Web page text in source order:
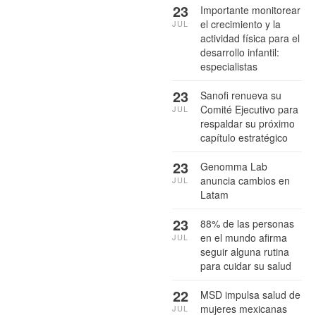
Importante monitorear
el crecimiento y la
actividad física para el
desarrollo infantil:
especialistas
23
JUL
Sanofi renueva su
Comité Ejecutivo para
respaldar su próximo
capítulo estratégico
23
JUL
Genomma Lab
anuncia cambios en
Latam
23
JUL
88% de las personas
en el mundo afirma
seguir alguna rutina
para cuidar su salud
23
JUL
MSD impulsa salud de
mujeres mexicanas
22
JUL